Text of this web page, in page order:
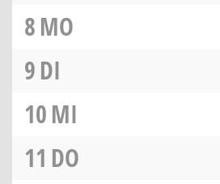
8MO
9DI
10MI
11 DO